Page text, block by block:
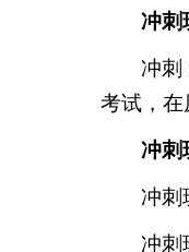
冲刺
冲刺
考试，在
冲刺
冲刺
冲刺